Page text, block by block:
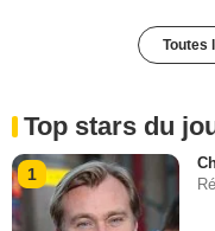
Toutes
Top stars du
1